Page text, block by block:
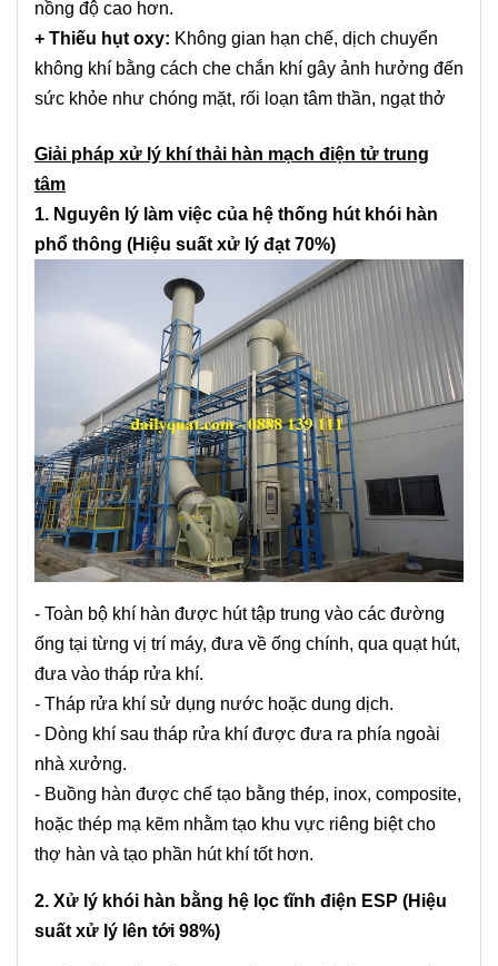
nồng độ cao hơn.
+ Thiếu hụt oxy: Không gian hạn chế, dịch chuyển
không khí bằng cách che chắn khí gây ảnh hưởng đến
sức khỏe như chóng mặt, rối loạn tâm thần, ngạt thở
Giải pháp xử lý khí thải hàn mạch điện tử trung
tâm
1. Nguyên lý làm việc của hệ thống hút khói hàn
phổ thông (Hiệu suất xử lý đạt 70%)
- Toàn bộ khí hàn được hút tập trung vào các đường
ống tại từng vị trí máy, đưa về ống chính, qua quạt hút,
đưa vào tháp rửa khí.
- Tháp rửa khí sử dụng nước hoặc dung dịch.
- Dòng khí sau tháp rửa khí được đưa ra phía ngoài
nhà xưởng.
- Buồng hàn được chế tạo bằng thép, inox, composite,
hoặc thép mạ kẽm nhằm tạo khu vực riêng biệt cho
thợ hàn và tạo phần hút khí tốt hơn.
2. Xử lý khói hàn bằng hệ lọc tĩnh điện ESP (Hiệu
suất xử lý lên tới 98%)